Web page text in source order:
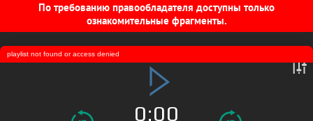
По требованию правообладателя доступны только
ознакомительные фрагменты.
0:00
playlist not found or access denied